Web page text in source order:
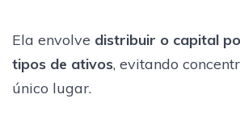
Ela envolve distribuir o capital
tipos de ativos, evitando
único lugar.